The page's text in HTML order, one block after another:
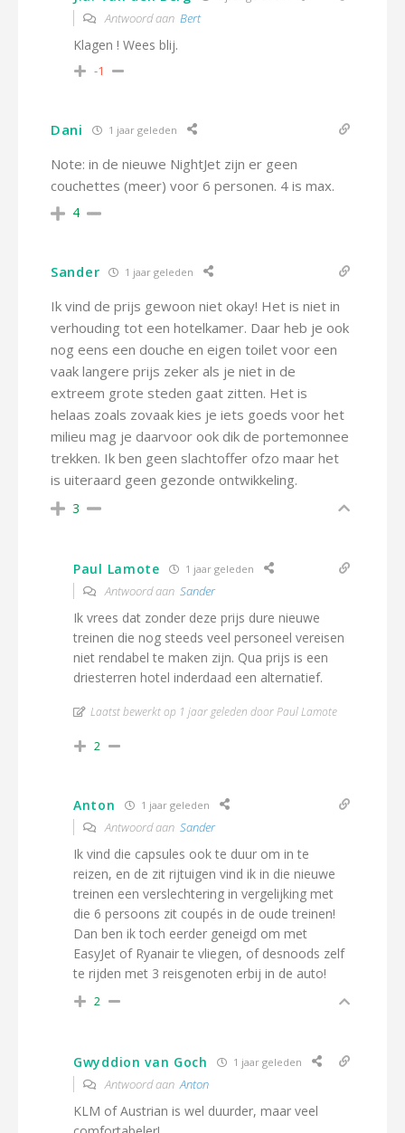
Antwoord aan Bert
Klagen ! Wees blij.
-1
Dani 1 jaar geleden
Note: in de nieuwe NightJet zijn er geen
couchettes (meer) voor 6 personen. 4 is max.
4
Sander 1 jaar geleden
Ik vind de prijs gewoon niet okay! Het is niet in
verhouding tot een hotelkamer. Daar heb je ook
nog eens een douche en eigen toilet voor een
vaak langere prijs zeker als je niet in de
extreem grote steden gaat zitten. Het is
helaas zoals zovaak kies je iets goeds voor het
milieu mag je daarvoor ook dik de portemonnee
trekken. Ik ben geen slachtoffer ofzo maar het
is uiteraard geen gezonde ontwikkeling.
3
Paul Lamote 1 jaar geleden
Antwoord aan Sander
Ik vrees dat zonder deze prijs dure nieuwe
treinen die nog steeds veel personeel vereisen
niet rendabel te maken zijn. Qua prijs is een
driesterren hotel inderdaad een alternatief.
Laatst bewerkt op 1 jaar geleden door Paul Lamote
2
Anton 1 jaar geleden
Antwoord aan Sander
Ik vind die capsules ook te duur om in te
reizen, en de zit rijtuigen vind ik in die nieuwe
treinen een verslechtering in vergelijking met
die 6 persoons zit coupés in de oude treinen!
Dan ben ik toch eerder geneigd om met
EasyJet of Ryanair te vliegen, of desnoods zelf
te rijden met 3 reisgenoten erbij in de auto!
2
Gwyddion van Goch 1 jaar geleden
Antwoord aanAnton
KLM of Austrian is wel duurder, maar veel